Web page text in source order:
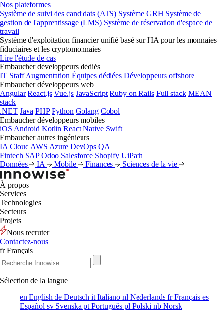
Nos plateformes
Système de suivi des candidats (ATS) Système GRH Système de
gestion de l'apprentissage (LMS) Système de réservation d'espace de
travail
Système d'exploitation financier unifié basé sur l'IA pour les monnaies
fiduciaires et les cryptomonnaies
Lire l'étude de cas
Embaucher développeurs dédiés
IT Staff Augmentation Équipes dédiées Développeurs offshore
Embaucher développeurs web
Angular React.js Vue.js JavaScript Ruby on Rails Full stack MEAN
stack
.NET Java PHP Python Golang Cobol
Embaucher développeurs mobiles
iOS Android Kotlin React Native Swift
Embaucher autres ingénieurs
IA Cloud AWS Azure DevOps QA
Fintech SAP Odoo Salesforce Shopify UiPath
Données
IA Mobile Finances Sciences de la vie
À propos
Services
Technologies
Secteurs
Projets
Nous recruter
Contactez-nous
fr Français
Sélection de la langue
en English de Deutsch it Italiano nl Nederlands frFrançais es
Español sv Svenska pt Português pl Polski nb Norsk